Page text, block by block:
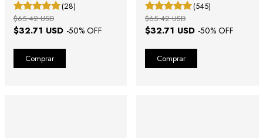
(28)
$32.71 USD -50% OFF
$65.42 USD
(545)
$32.71 USD -50% OFF
$65.42 USD